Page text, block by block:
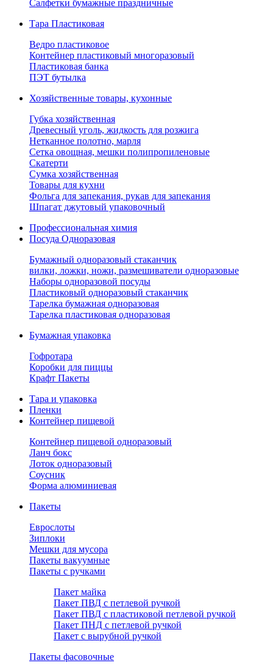
Салфетки бумажные праздничные
Тара Пластиковая
Ведро пластиковое
Контейнер пластиковый многоразовый
Пластиковая банка
ПЭТ бутылка
Хозяйственные товары, кухонные
Губка хозяйственная
Древесный уголь, жидкость для розжига
Нетканное полотно, марля
Сетка овощная, мешки полипропиленовые
Скатерти
Сумка хозяйственная
Товары для кухни
Фольга для запекания, рукав для запекания
Шпагат джутовый упаковочный
Профессиональная химия
Посуда Одноразовая
Бумажный одноразовый стаканчик
вилки, ложки, ножи, размешиватели одноразовые
Наборы одноразовой посуды
Пластиковый одноразовый стаканчик
Тарелка бумажная одноразовая
Тарелка пластиковая одноразовая
Бумажная упаковка
Гофротара
Коробки для пиццы
Крафт Пакеты
Тара и упаковка
Пленки
Контейнер пищевой
Контейнер пищевой одноразовый
Ланч бокс
Лоток одноразовый
Соусник
Форма алюминиевая
Пакеты
Еврослоты
Зиплоки
Мешки для мусора
Пакеты вакуумные
Пакеты с ручками
Пакет майка
Пакет ПВД с петлевой ручкой
Пакет ПВД с пластиковой петлевой ручкой
Пакет ПНД с петлевой ручкой
Пакет с вырубной ручкой
Пакеты фасовочные